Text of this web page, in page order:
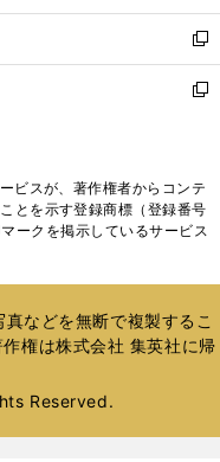
開
く
ウ
で
開
く
ン
ド
ウ
で
ウ
ィ
ン
ド
く
新
し
い
ド
ウ
で
新
ィ
ン
ド
開
く
ビスが、著作権者からコンテ
とを示す登録商標（登録番号
ークを掲示しているサービス
などを無断で複製するこ
権は株式会社 集英社に帰
Reserved.